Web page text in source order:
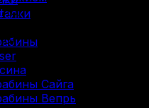
Сайга
Вепрь
(6)
(6)